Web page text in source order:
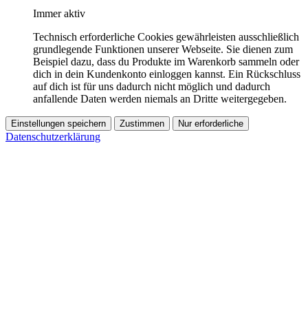
Immer aktiv
Technisch erforderliche Cookies gewährleisten ausschließlich
grundlegende Funktionen unserer Webseite. Sie dienen zum
Beispiel dazu, dass du Produkte im Warenkorb sammeln oder
dich in dein Kundenkonto einloggen kannst. Ein Rückschluss
auf dich ist für uns dadurch nicht möglich und dadurch
anfallende Daten werden niemals an Dritte weitergegeben.
Einstellungen speichern Zustimmen Nur erforderliche
Datenschutzerklärung